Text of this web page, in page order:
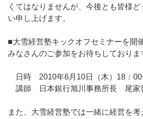
くてはなりませんが、今後とも皆様
い申し上げます。
■大雪経営塾キックオフセミナーを開
みなさんのご参加をお待ちしておりま
日時 2010年6月10日（木）18：00
講師 日本銀行旭川事務所長 尾家
また、大雪経営塾では一緒に経営を